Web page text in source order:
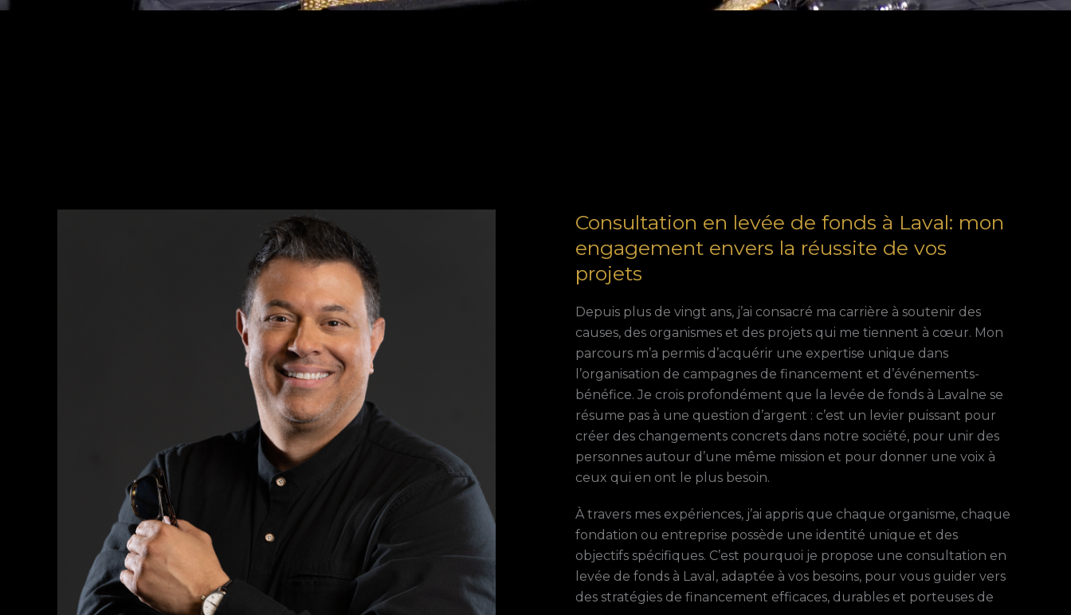
Consultation en levée de fonds à Laval: mon
engagement envers la réussite de vos
projets
Depuis plus de vingt ans, j’ai consacré ma carrière à soutenir des
causes, des organismes et des projets qui me tiennent à cœur. Mon
parcours m’a permis d’acquérir une expertise unique dans
l’organisation de campagnes de financement et d’événements-
bénéfice. Je crois profondément que la levée de fonds à Lavalne se
résume pas à une question d’argent : c’est un levier puissant pour
créer des changements concrets dans notre société, pour unir des
personnes autour d’une même mission et pour donner une voix à
ceux qui en ont le plus besoin.
À travers mes expériences, j’ai appris que chaque organisme, chaque
fondation ou entreprise possède une identité unique et des
objectifs spécifiques. C’est pourquoi je propose une consultation en
levée de fonds à Laval, adaptée à vos besoins, pour vous guider vers
des stratégies de financement efficaces, durables et porteuses de